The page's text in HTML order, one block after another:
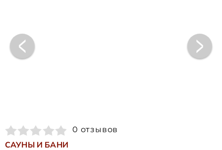
0 отзывов
САУНЫ И БАНИ